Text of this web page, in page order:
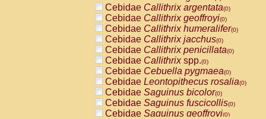
Cebidae Callithrix argentata(0)
Cebidae Callithrix geoffroyi(0)
Cebidae Callithrix humeralifer(0)
Cebidae Callithrix jacchus(0)
Cebidae Callithrix penicillata(0)
Cebidae Callithrixspp.(0)
Cebidae Cebuella pygmaea(0)
Cebidae Leontopithecus rosalia(0)
Cebidae Saguinus bicolor(0)
Cebidae Saguinus fuscicollis(0)
Cebidae Saguinus geoffroyi(0)